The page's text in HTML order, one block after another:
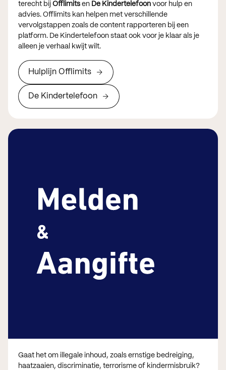
terecht bij Offlimits en De Kindertelefoon voor hulp en
advies. Offlimits kan helpen met verschillende
vervolgstappen zoals de content rapporteren bij een
platform. De Kindertelefoon staat ook voor je klaar als je
alleen je verhaal kwijt wilt.
Hulplijn Offlimits
De Kindertelefoon
Gaat het om illegale inhoud, zoals ernstige bedreiging,
haatzaaien, discriminatie, terrorisme of kindermisbruik?